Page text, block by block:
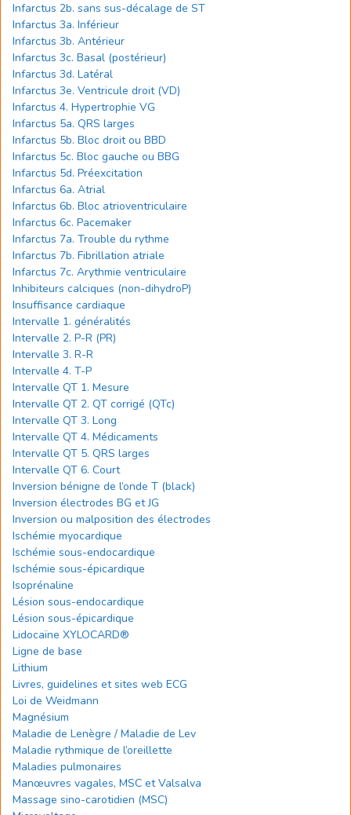
Infarctus 2b. sans sus-décalage de ST
Infarctus 3a. Inférieur
Infarctus 3b. Antérieur
Infarctus 3c. Basal (postérieur)
Infarctus 3d. Latéral
Infarctus 3e. Ventricule droit (VD)
Infarctus 4. Hypertrophie VG
Infarctus 5a. QRS larges
Infarctus 5b. Bloc droit ou BBD
Infarctus 5c. Bloc gauche ou BBG
Infarctus 5d. Préexcitation
Infarctus 6a. Atrial
Infarctus 6b. Bloc atrioventriculaire
Infarctus 6c. Pacemaker
Infarctus 7a. Trouble du rythme
Infarctus 7b. Fibrillation atriale
Infarctus 7c. Arythmie ventriculaire
Inhibiteurs calciques (non-dihydroP)
Insuffisance cardiaque
Intervalle 1. généralités
Intervalle 2. P-R (PR)
Intervalle 3. R-R
Intervalle 4. T-P
Intervalle QT 1. Mesure
Intervalle QT 2. QT corrigé (QTc)
Intervalle QT 3. Long
Intervalle QT 4. Médicaments
Intervalle QT 5. QRS larges
Intervalle QT 6. Court
Inversion bénigne de l’onde T (black)
Inversion électrodes BG et JG
Inversion ou malposition des électrodes
Ischémie myocardique
Ischémie sous-endocardique
Ischémie sous-épicardique
Isoprénaline
Lésion sous-endocardique
Lésion sous-épicardique
Lidocaïne XYLOCARD®
Ligne de base
Lithium
Livres, guidelines et sites web ECG
Loi de Weidmann
Magnésium
Maladie de Lenègre / Maladie de Lev
Maladie rythmique de l’oreillette
Maladies pulmonaires
Manœuvres vagales, MSC et Valsalva
Massage sino-carotidien (MSC)